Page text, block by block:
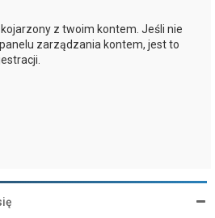
z twoim kontem. Jeśli nie
zarządzania kontem, jest to